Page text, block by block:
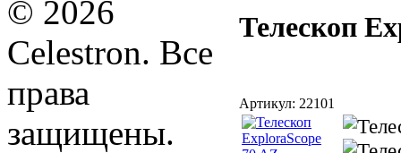
Телескоп
Артикул: 22101
© 2026
Celestron. Все
права
защищены.